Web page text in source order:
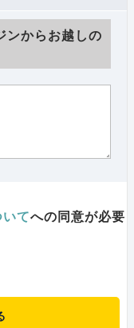
からお越しの
てへの同意が必要